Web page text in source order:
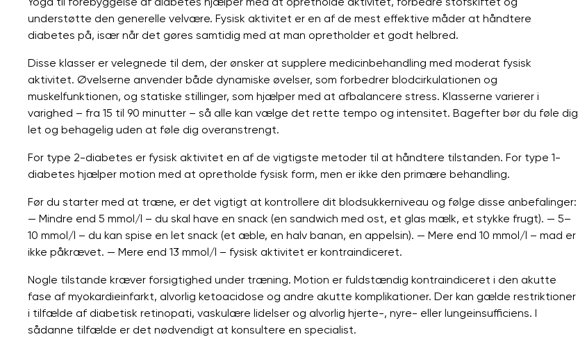
understøtte den generelle velvære. Fysisk aktivitet er en af ​​de mest effektive måder at håndtere
diabetes på, især når det gøres samtidig med at man opretholder et godt helbred.
Disse klasser er velegnede til dem, der ønsker at supplere medicinbehandling med moderat fysisk
aktivitet. Øvelserne anvender både dynamiske øvelser, som forbedrer blodcirkulationen og
muskelfunktionen, og statiske stillinger, som hjælper med at afbalancere stress. Klasserne varierer i
varighed – fra 15 til 90 minutter – så alle kan vælge det rette tempo og intensitet. Bagefter bør du føle dig
let og behagelig uden at føle dig overanstrengt.
For type 2-diabetes er fysisk aktivitet en af ​​de vigtigste metoder til at håndtere tilstanden. For type 1-
diabetes hjælper motion med at opretholde fysisk form, men er ikke den primære behandling.
Før du starter med at træne, er det vigtigt at kontrollere dit blodsukkerniveau og følge disse anbefalinger:
— Mindre end 5 mmol/l – du skal have en snack (en sandwich med ost, et glas mælk, et stykke frugt). — 5–
10 mmol/l – du kan spise en let snack (et æble, en halv banan, en appelsin). — Mere end 10 mmol/l – mad er
ikke påkrævet. — Mere end 13 mmol/l – fysisk aktivitet er kontraindiceret.
Nogle tilstande kræver forsigtighed under træning. Motion er fuldstændig kontraindiceret i den akutte
fase af myokardieinfarkt, alvorlig ketoacidose og andre akutte komplikationer. Der kan gælde restriktioner
i tilfælde af diabetisk retinopati, vaskulære lidelser og alvorlig hjerte-, nyre- eller lungeinsufficiens. I
sådanne tilfælde er det nødvendigt at konsultere en specialist.